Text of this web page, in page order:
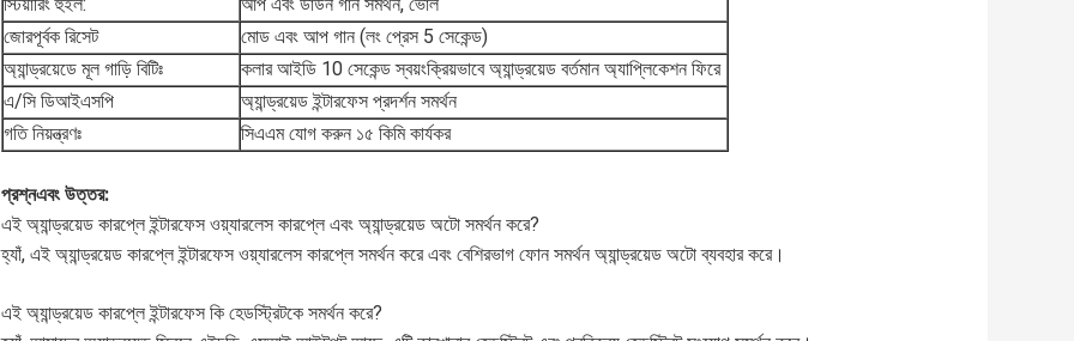
জোরপূর্বক রিসেট
মোড এবং আপ গান (লং প্রেস 5 সেকেন্ড)
অ্যান্ড্রয়েডে মূল গাড়ি বিটিঃ
কলার আইডি 10 সেকেন্ড স্বয়ংক্রিয়ভাবে অ্যান্ড্রয়েড বর্তমান অ্যাপ্লিকেশন ফিরে
এ/সি ডিআইএসপি
অ্যান্ড্রয়েড ইন্টারফেস প্রদর্শন সমর্থন
গতি নিয়ন্ত্রণঃ
সিএএম যোগ করুন ১৫ কিমি কার্যকর
প্রশ্নএবং উত্তর:
এই অ্যান্ড্রয়েড কারপ্লে ইন্টারফেস ওয়্যারলেস কারপ্লে এবং অ্যান্ড্রয়েড অটো সমর্থন করে?
হ্যাঁ, এই অ্যান্ড্রয়েড কারপ্লে ইন্টারফেস ওয়্যারলেস কারপ্লে সমর্থন করে এবং বেশিরভাগ ফোন সমর্থন অ্যান্ড্রয়েড অটো ব্যবহার করে।
এই অ্যান্ড্রয়েড কারপ্লে ইন্টারফেস কি হেডস্ট্রিটকে সমর্থন করে?